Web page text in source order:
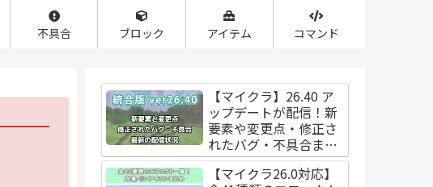
不具合 ブロック アイテム コマンド
【マイクラ】26.40 ア
ップデートが配信！新
要素や変更点・修正さ
れたバグ・不具合まと
め【統合版】
【マイクラ26.0対応】